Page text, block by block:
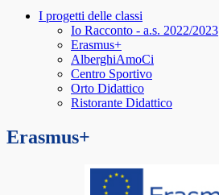
I progetti delle classi
Io Racconto - a.s. 2022/2023
Erasmus+
AlberghiAmoCi
Centro Sportivo
Orto Didattico
Ristorante Didattico
Erasmus+